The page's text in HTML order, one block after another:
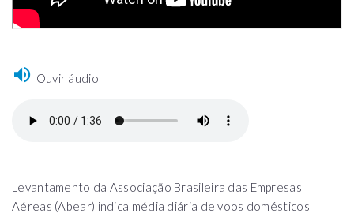
Ouvir áudio
Levantamento da Associação Brasileira das Empresas
Aéreas (Abear) indica média diária de voos domésticos